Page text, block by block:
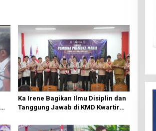
Ka Irene Bagikan Ilmu Disiplin dan
Tanggung Jawab di KMD Kwartir